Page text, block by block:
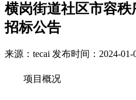
横岗街道社区市容秩
招标公告
来源：tecai 发布时间：2024-01-
项目概况